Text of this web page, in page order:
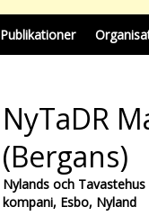
Publikationer
NyTaDR
(Bergans)
Nylands och
kompani, Esbo, Nyland